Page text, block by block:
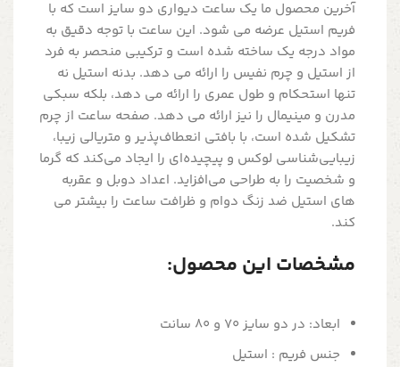
آخرین محصول ما یک ساعت دیواری دو سایز است که با
فریم استیل عرضه می شود. این ساعت با توجه دقیق به
مواد درجه یک ساخته شده است و ترکیبی منحصر به فرد
از استیل و چرم نفیس را ارائه می دهد. بدنه استیل نه
تنها استحکام و طول عمری را ارائه می دهد، بلکه سبکی
مدرن و مینیمال را نیز ارائه می دهد. صفحه ساعت از چرم
تشکیل شده است، با بافتی انعطاف‌پذیر و متریالی زیبا،
زیبایی‌شناسی لوکس و پیچیده‌ای را ایجاد می‌کند که گرما
و شخصیت را به طراحی می‌افزاید. اعداد دوبل و عقربه
های استیل ضد زنگ دوام و ظرافت ساعت را بیشتر می
کند.
مشخصات این محصول:
ابعاد: در دو سایز 70 و 80 سانت
جنس فریم : استیل